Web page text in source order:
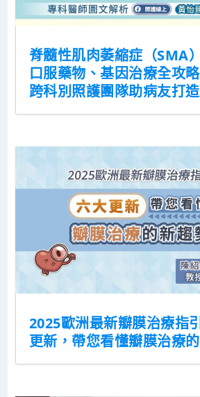
脊髓性肌肉萎縮症（SMA
口服藥物、基因治療全攻
跨科別照護團隊助病友打
2025歐洲最新瓣膜治療指
更新，帶您看懂瓣膜治療